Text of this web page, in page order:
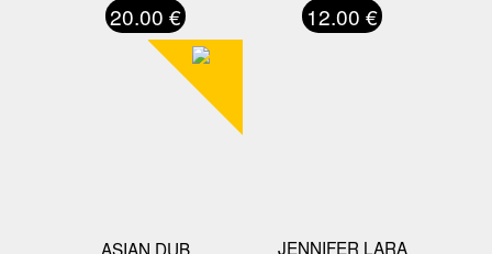
20.00 € 12.00 €
ASIAN DUB
JENNIFER LARA